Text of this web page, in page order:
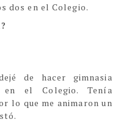
dos en el Colegio.
de hacer gimnasia
en el Colegio. Tenía
lo que me animaron un